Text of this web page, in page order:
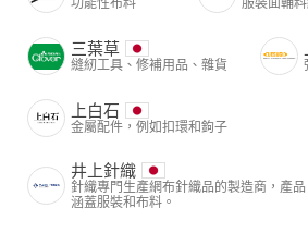
三葉草
縫紉工具、修補用品、雜貨
上白石
金屬配件，例如扣環和鉤子
井上針織
針織專門生產網布針織品的製造商，產品
涵蓋服裝和布料。